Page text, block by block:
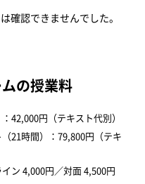
確認できませんでした。
の授業料
42,000円（テキスト代別）
21時間）：79,800円（テキ
ン 4,000円／対面 4,500円